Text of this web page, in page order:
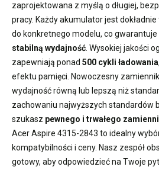
zaprojektowana z myślą o długiej,
pracy. Każdy akumulator jest
do konkretnego modelu, co gwarantuje
stabilną wydajność . Wysokiej jakości
zapewniają ponad 500 cykli ładowania
efektu pamięci. Nowoczesny
wydajność równą lub lepszą niż
zachowaniu najwyższych standardów
szukasz pewnego i trwałego
Acer Aspire 4315-2843 to idealny
kompatybilności i ceny. Nasz zespół
gotowy, aby odpowiedzieć na Twoje